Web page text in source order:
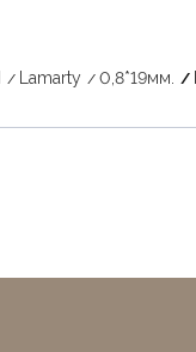
Lamarty 0,8*19мм.